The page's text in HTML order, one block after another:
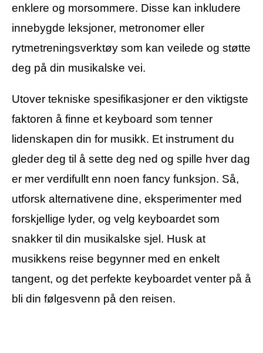
enklere og morsommere. Disse kan inkludere
innebygde leksjoner, metronomer eller
rytmetreningsverktøy som kan veilede og støtte
deg på din musikalske vei.
Utover tekniske spesifikasjoner er den viktigste
faktoren å finne et keyboard som tenner
lidenskapen din for musikk. Et instrument du
gleder deg til å sette deg ned og spille hver dag
er mer verdifullt enn noen fancy funksjon. Så,
utforsk alternativene dine, eksperimenter med
forskjellige lyder, og velg keyboardet som
snakker til din musikalske sjel. Husk at
musikkens reise begynner med en enkelt
tangent, og det perfekte keyboardet venter på å
bli din følgesvenn på den reisen.